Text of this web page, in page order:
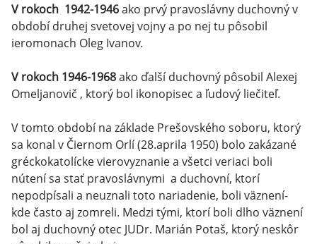
V rokoch 1942-1946ako prvý pravoslávny duchovný v
období druhej svetovej vojny a po nej tu pôsobil
ieromonach Oleg Ivanov.
V rokoch 1946-1968ako ďalší duchovný pôsobil Alexej
Omeljanovič , ktorý bol ikonopisec a ľudový liečiteľ.
V tomto období na základe Prešovského soboru, ktorý
sa konal v Čiernom Orlí (28.aprila 1950) bolo zakázané
gréckokatolícke vierovyznanie a všetci veriaci boli
nútení sa stať pravoslávnymi a duchovní, ktorí
nepodpísali a neuznali toto nariadenie, boli väznení-
kde často aj zomreli. Medzi tými, ktorí boli dlho väznení
bol aj duchovný otec JUDr. Marián Potaš, ktorý neskôr